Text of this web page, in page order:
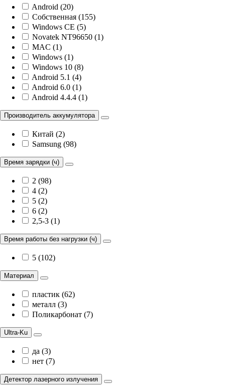
Android (20)
Собственная (155)
Windows CE (5)
Novatek NT96650 (1)
MAC (1)
Windows (1)
Windows 10 (8)
Android 5.1 (4)
Android 6.0 (1)
Android 4.4.4 (1)
Производитель аккумулятора
Китай (2)
Samsung (98)
Время зарядки (ч)
2 (98)
4 (2)
5 (2)
6 (2)
2,5-3 (1)
Время работы без нагрузки (ч)
5 (102)
Материал
пластик (62)
металл (3)
Поликарбонат (7)
Ultra-Ku
да (3)
нет (7)
Детектор лазерного излучения